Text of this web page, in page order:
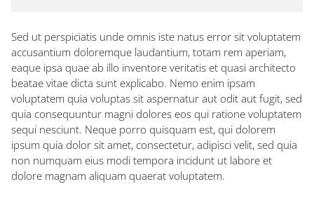
Sed ut perspiciatis unde omnis iste natus error sit voluptatem
accusantium doloremque laudantium, totam rem aperiam,
eaque ipsa quae ab illo inventore veritatis et quasi architecto
beatae vitae dicta sunt explicabo. Nemo enim ipsam
voluptatem quia voluptas sit aspernatur aut odit aut fugit, sed
quia consequuntur magni dolores eos qui ratione voluptatem
sequi nesciunt. Neque porro quisquam est, qui dolorem
ipsum quia dolor sit amet, consectetur, adipisci velit, sed quia
non numquam eius modi tempora incidunt ut labore et
dolore magnam aliquam quaerat voluptatem.